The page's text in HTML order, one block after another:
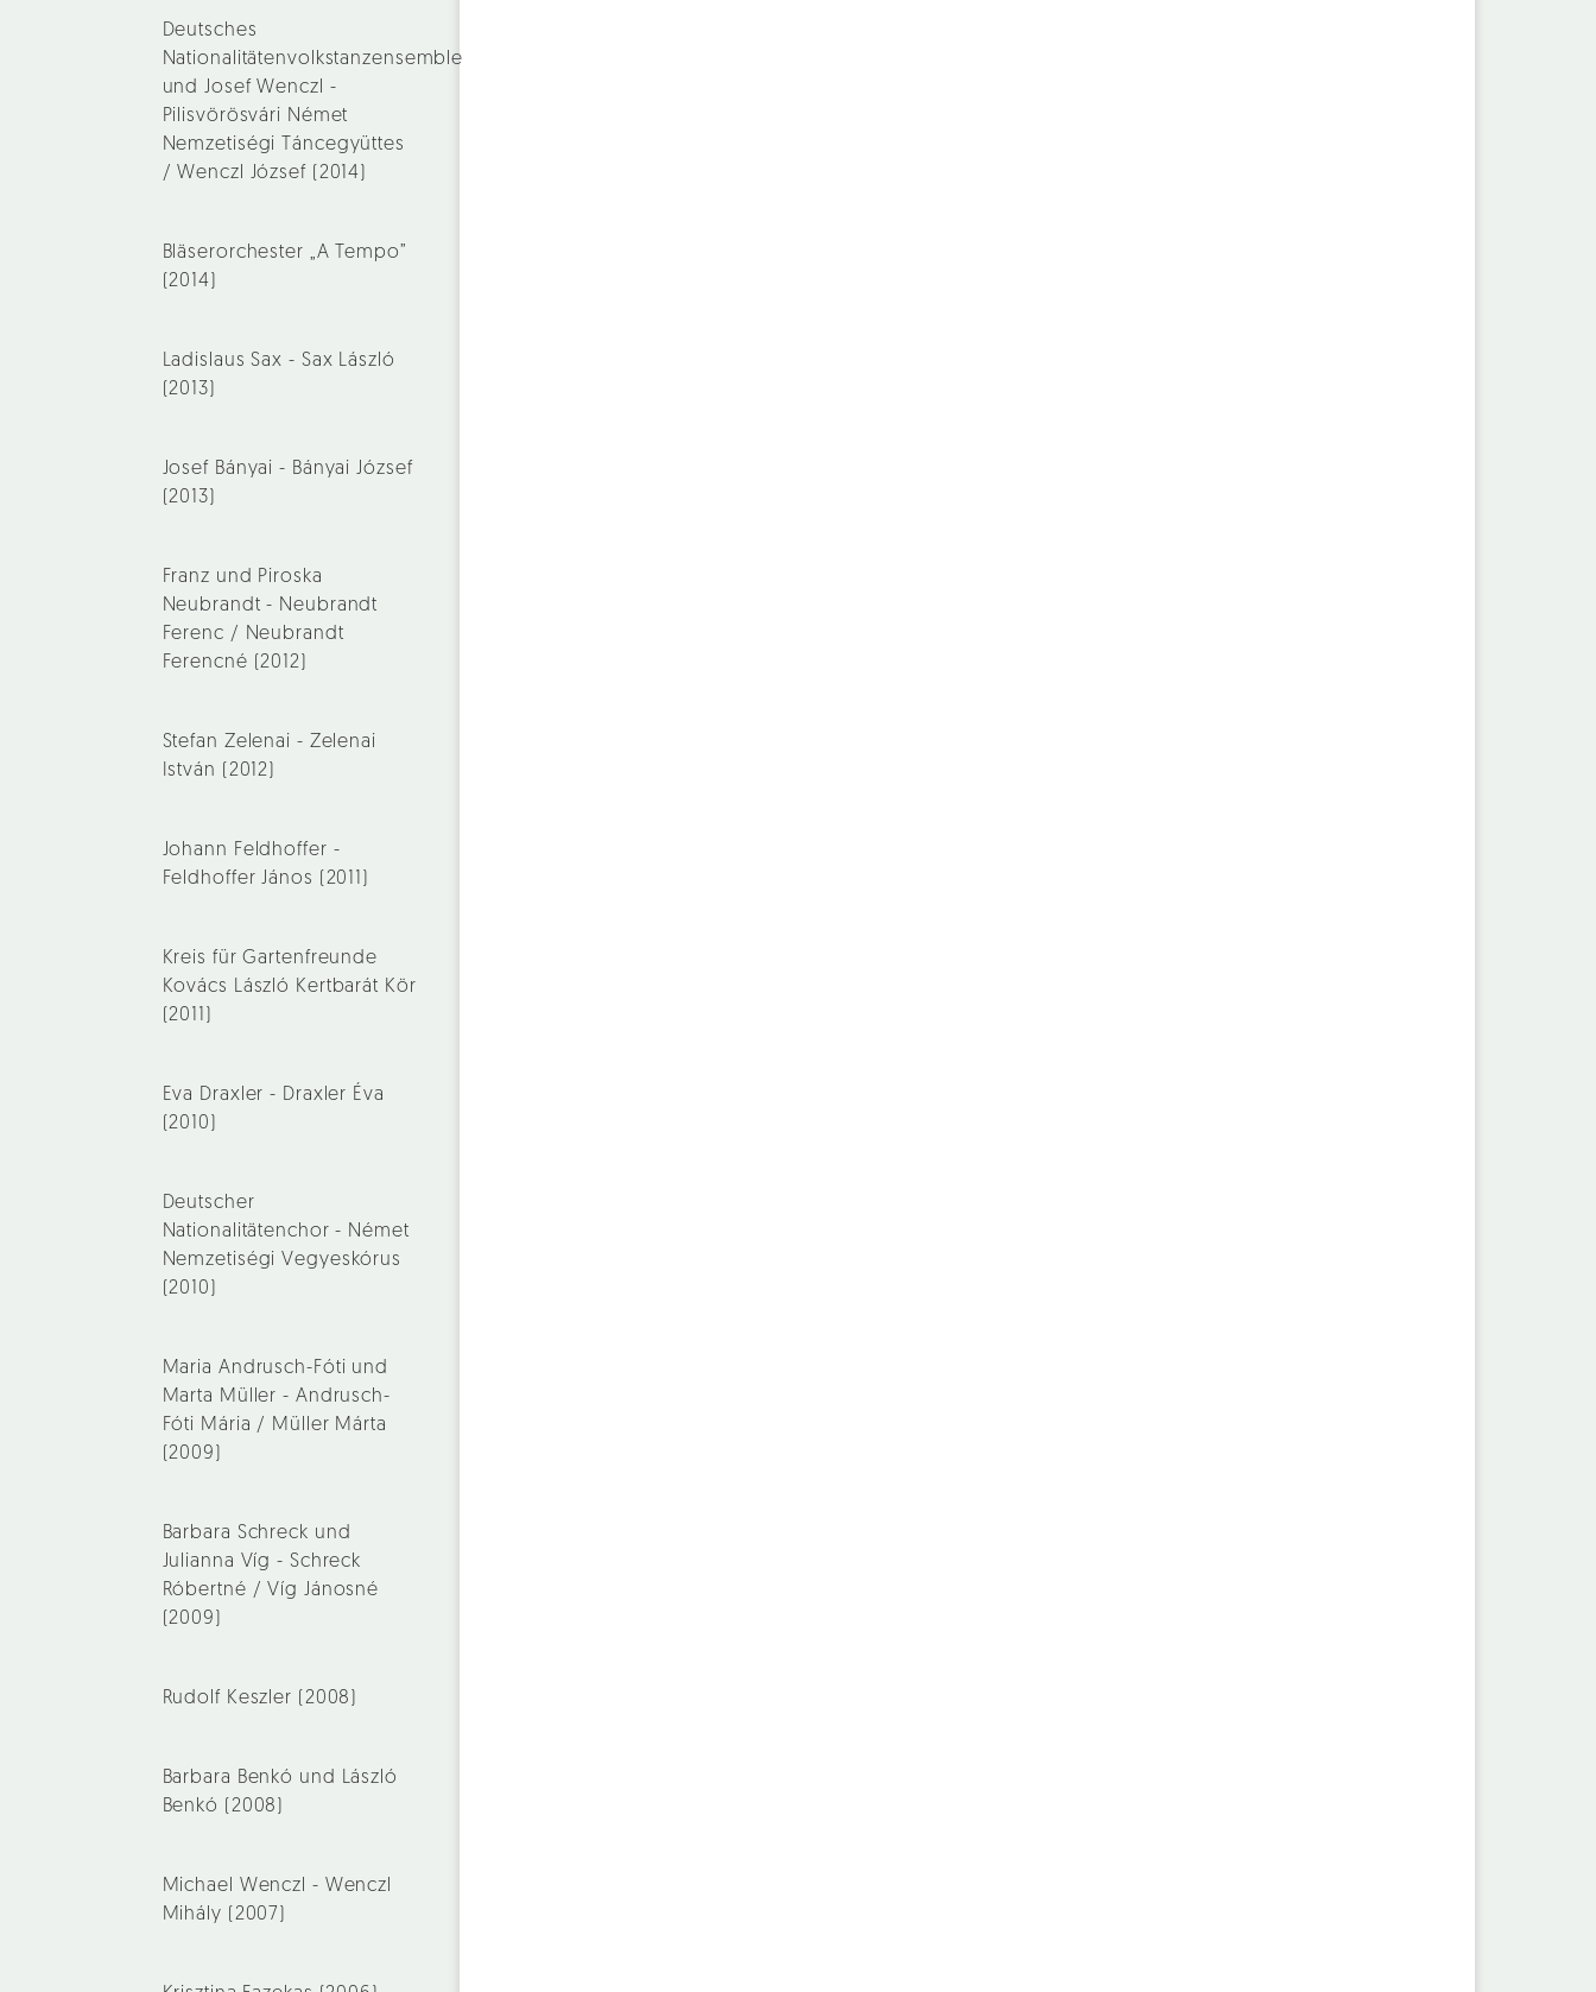
Deutsches
Nationalitätenvolkstanzensemble
und Josef Wenczl -
Pilisvörösvári Német
Nemzetiségi Táncegyüttes
/ Wenczl József (2014)
Bläserorchester „A Tempo”
(2014)
Ladislaus Sax - Sax László
(2013)
Josef Bányai - Bányai József
(2013)
Franz und Piroska
Neubrandt - Neubrandt
Ferenc / Neubrandt
Ferencné (2012)
Stefan Zelenai - Zelenai
István (2012)
Johann Feldhoffer -
Feldhoffer János (2011)
Kreis für Gartenfreunde
Kovács László Kertbarát Kör
(2011)
Eva Draxler - Draxler Éva
(2010)
Deutscher
Nationalitätenchor - Német
Nemzetiségi Vegyeskórus
(2010)
Maria Andrusch-Fóti und
Marta Müller - Andrusch-
Fóti Mária / Müller Márta
(2009)
Barbara Schreck und
Julianna Víg - Schreck
Róbertné / Víg Jánosné
(2009)
Rudolf Keszler (2008)
Barbara Benkó und László
Benkó (2008)
Michael Wenczl - Wenczl
Mihály (2007)